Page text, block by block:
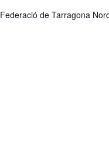
Federació de Tarragona